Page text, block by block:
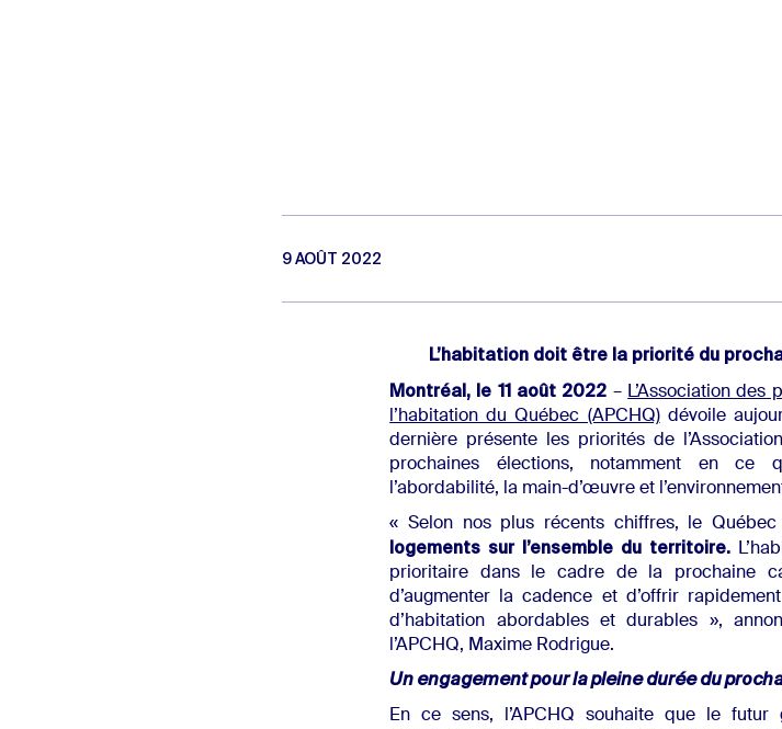
9 AOÛT 2022
L’habitation doit être la priorité du
Montréal, le 11 août 2022 – L’Association
l’habitation du Québec (APCHQ)dévoile
dernière présente les priorités de
prochaines élections, notamment en ce
l’abordabilité, la main-d’œuvre et
« Selon nos plus récents chiffres, le
logements sur l’ensemble du territoire.
prioritaire dans le cadre de la prochaine
d’augmenter la cadence et d’offrir
d’habitation abordables et durables »,
l’APCHQ, Maxime Rodrigue.
Un engagement pour la pleine durée du
En ce sens, l’APCHQ souhaite que le futur